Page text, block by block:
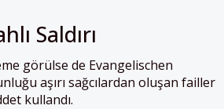
Saldırı
görülse de Evangelischen
aşırı sağcılardan oluşan failler
kullandı.